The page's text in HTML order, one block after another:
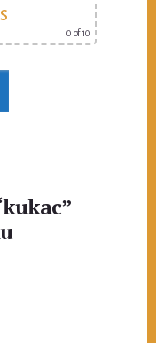
0 of 10